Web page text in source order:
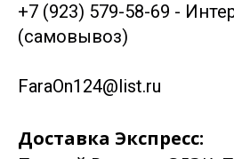
+7 (923) 579-58-69 -
(самовывоз)
FaraOn124@list.ru
Доставка Экспресс: